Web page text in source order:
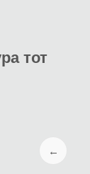
тот
←